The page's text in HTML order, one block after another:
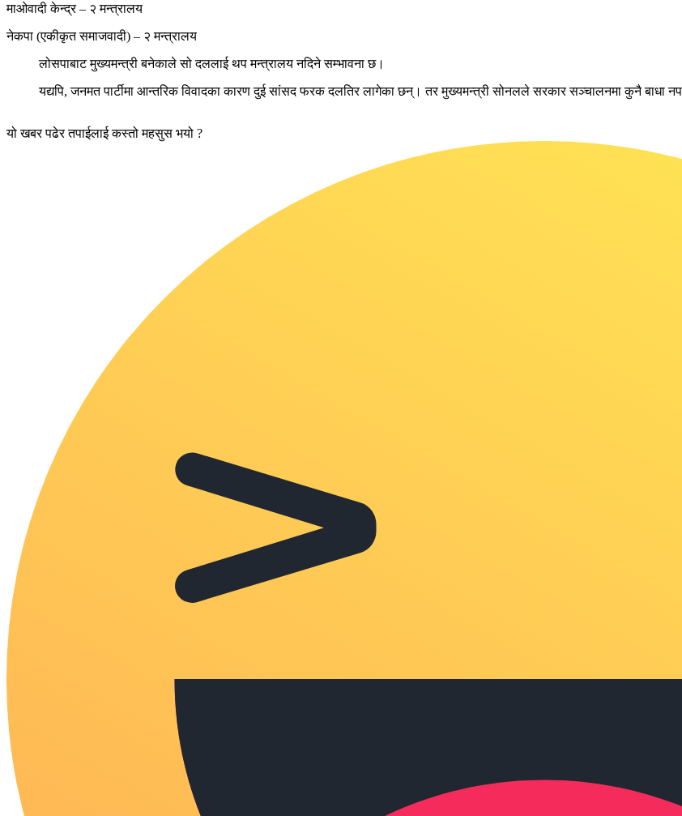
माओवादी केन्द्र – २ मन्त्रालय
नेकपा (एकीकृत समाजवादी) – २ मन्त्रालय
लोसपाबाट मुख्यमन्त्री बनेकाले सो दललाई थप मन्त्रालय नदिने सम्भावना छ।
यद्यपि, जनमत पार्टीमा आन्तरिक विवादका कारण दुई सांसद फरक दलतिर लागेका छन्। तर मुख्यमन्त्री सोनलले सरकार सञ्चालनमा कुनै बाधा
यो खबर पढेर तपाईलाई कस्तो महसुस भयो ?